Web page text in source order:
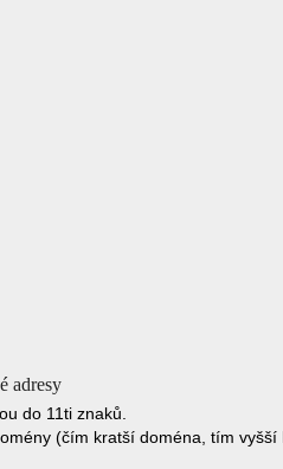
adresy
do 11ti znaků.
(čím kratší doména, tím vyšší